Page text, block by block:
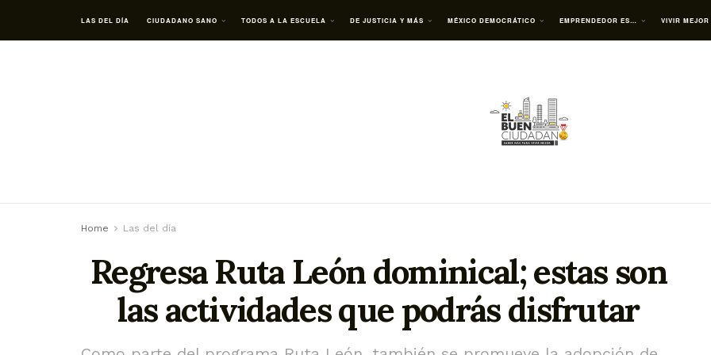
LAS DEL DÍA CIUDADANO SANO TODOS A LA ESCUELA DE JUSTICIA Y MÁS MÉXICO DEMOCRÁTICO EMPRENDEDOR ES… VIVIR MEJOR
Home Las del día
Regresa Ruta León dominical; estas son
las actividades que podrás disfrutar